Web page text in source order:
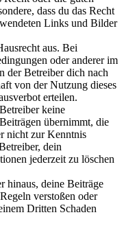
dass du das Recht
Links und Bilder
aus. Bei
oder anderer im
der Betreiber dich nach
von der Nutzung dieses
erteilen.
keine
übernimmt, die
nicht zur Kenntnis
dein
jederzeit zu löschen
hinaus, deine Beiträge
verstoßen oder
Dritten Schaden